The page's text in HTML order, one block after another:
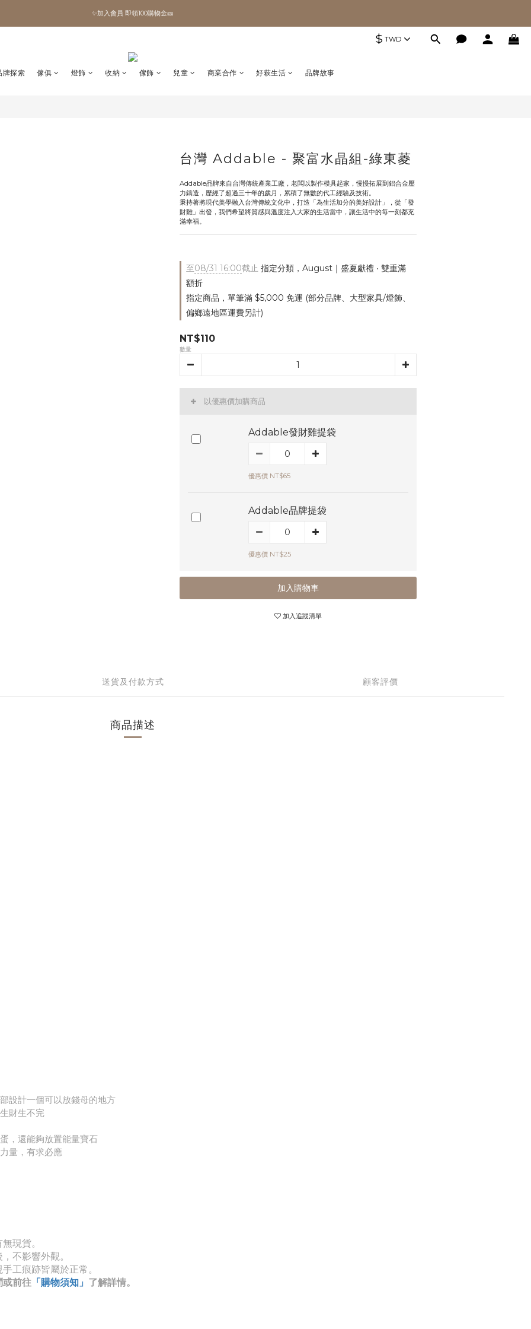
✨加入會員 即領100購物金🎫
✨加入會員 即領100購物金🎫
$ TWD
牌探索 傢俱 燈飾 收納 傢飾 兒童 商業合作 好萩生活 品牌故事
台灣 Addable - 聚富水晶組-綠東菱
Addable品牌來自台灣傳統產業工廠，老闆以製作模具起家，慢慢拓展到鋁合金壓
力鑄造，歷經了超過三十年的歲月，累積了無數的代工經驗及技術。
秉持著將現代美學融入台灣傳統文化中，打造「為生活加分的美好設計」，從「發
財雞」出發，我們希望將質感與溫度注入大家的生活當中，讓生活中的每一刻都充
滿幸福。
至08/31 16:00截止 指定分類，August｜盛夏獻禮 ‧ 雙重滿
額折
指定商品，單筆滿 $5,000 免運 (部分品牌、大型家具/燈飾、
偏鄉遠地區運費另計)
NT$110
數量
以優惠價加購商品
Addable發財雞提袋
優惠價 NT$65
Addable品牌提袋
優惠價 NT$25
加入購物車
加入追蹤清單
送貨及付款方式 顧客評價
商品描述
設計一個可以放錢母的地方
財生不完
，還能夠放置能量寶石
量，有求必應
現貨。
不影響外觀。
工痕跡皆屬於正常。
或前往 「購物須知」 了解詳情。